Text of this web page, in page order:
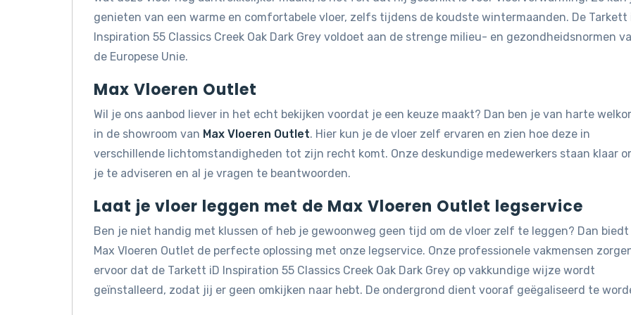
genieten van een warme en comfortabele vloer, zelfs tijdens de koudste wintermaanden. De Tarkett
Inspiration 55 Classics Creek Oak Dark Grey voldoet aan de strenge milieu- en gezondheidsnormen
de Europese Unie.
Max Vloeren Outlet
Wil je ons aanbod liever in het echt bekijken voordat je een keuze maakt? Dan ben je van harte
in de showroom van Max Vloeren Outlet. Hier kun je de vloer zelf ervaren en zien hoe deze in
verschillende lichtomstandigheden tot zijn recht komt. Onze deskundige medewerkers staan klaar
je te adviseren en al je vragen te beantwoorden.
Laat je vloer leggen met de Max Vloeren Outlet legservice
Ben je niet handig met klussen of heb je gewoonweg geen tijd om de vloer zelf te leggen? Dan biedt
Max Vloeren Outlet de perfecte oplossing met onze legservice. Onze professionele vakmensen
ervoor dat de Tarkett iD Inspiration 55 Classics Creek Oak Dark Grey op vakkundige wijze wordt
geïnstalleerd, zodat jij er geen omkijken naar hebt. De ondergrond dient vooraf geëgaliseerd te